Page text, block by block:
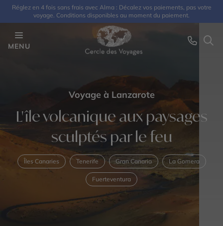
Réglez en 4 fois sans frais avec Alma : Décalez vos paiements, pas votre
voyage. Conditions disponibles au moment du paiement.
MENU
Voyage à Lanzarote
L'île volcanique aux paysages
sculptés par le feu
Îles Canaries Tenerife Gran Canaria La Gomera
Fuerteventura